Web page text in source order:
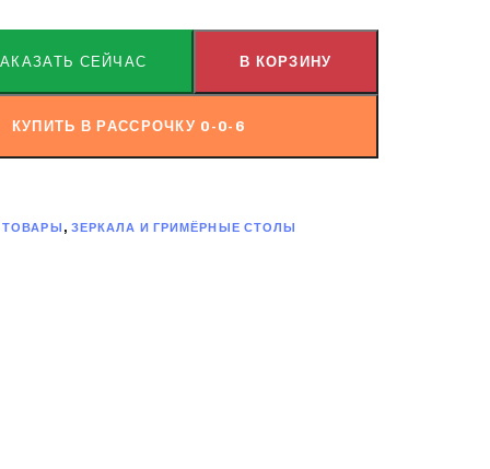
СЕЙЧАС В КОРЗИНУ
КУПИТЬ В РАССРОЧКУ 0-0-6
ТОВАРЫ , ЗЕРКАЛА И ГРИМЁРНЫЕ СТОЛЫ